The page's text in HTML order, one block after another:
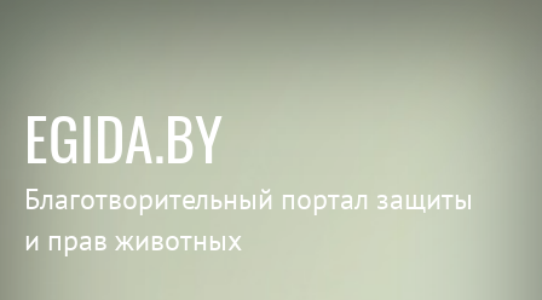
EGIDA.BY
Благотворительный портал защиты
и прав животных